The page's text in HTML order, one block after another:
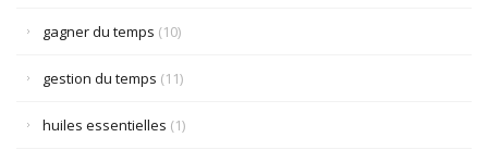
gagner du temps (10)
gestion du temps (11)
huiles essentielles (1)